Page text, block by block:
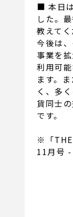
■ 本日
した。
教えてく
今後は
事業を
利用可
ます。
く、多
貨同士
です。
※「THE
11月号